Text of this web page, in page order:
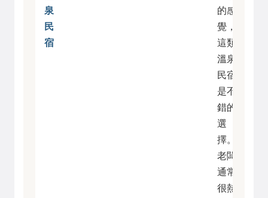
泉
民
宿
的感
覺，
這類
溫泉
民宿
是不
錯的
選
擇。
老闆
通常
很熱